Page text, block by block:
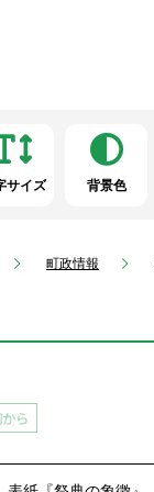
サイズ 背景色
町政情報